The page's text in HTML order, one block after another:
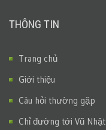
THÔNG TIN
Trang chủ
Giới thiệu
Câu hỏi thường gặp
Chỉ đường tới Vũ Nhật